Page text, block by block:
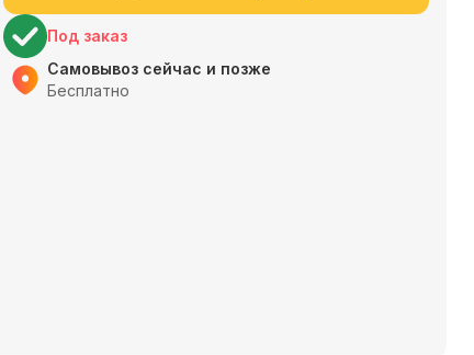
Под заказ
Самовывоз сейчас и позже
Бесплатно